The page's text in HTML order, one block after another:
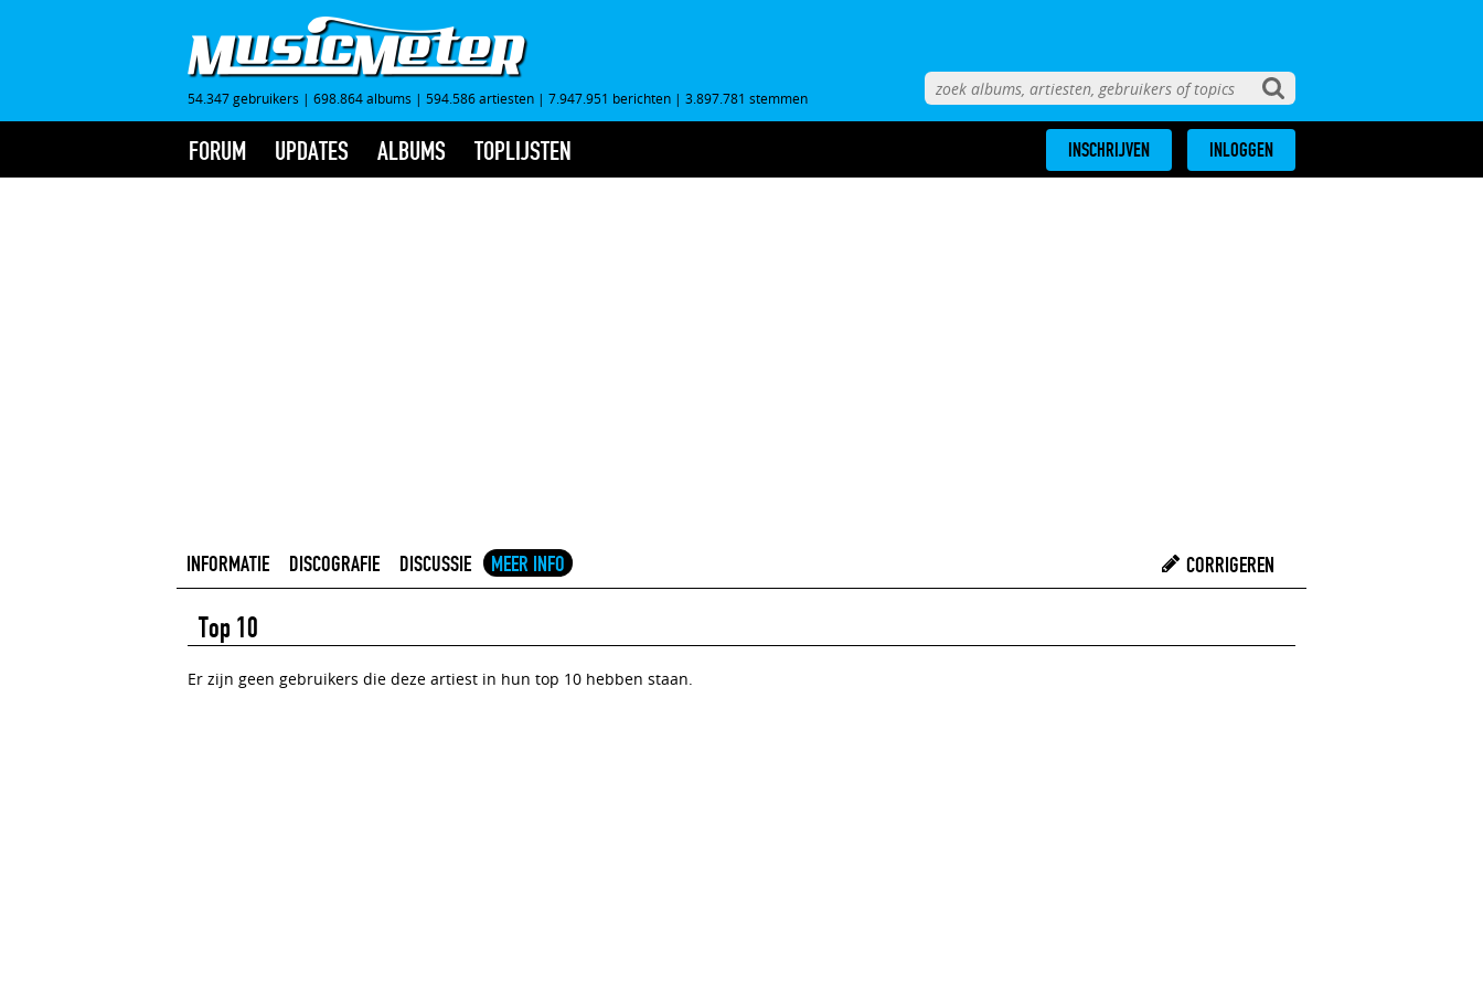
54.347 gebruikers | 698.864 albums | 594.586 artiesten | 7.947.951 berichten | 3.897.781 stemmen
FORUM UPDATES ALBUMS TOPLIJSTEN INSCHRIJVEN INLOGGEN
INFORMATIE DISCOGRAFIE DISCUSSIE MEER INFO CORRIGEREN
Top 10
Er zijn geen gebruikers die deze artiest in hun top 10 hebben staan.